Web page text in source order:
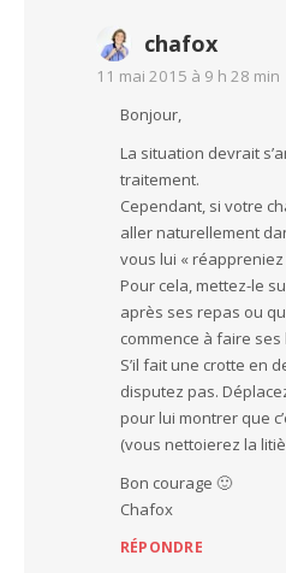
chafox
11 mai 2015 à 9 h 28 min
Bonjour,
La situation devrait
traitement.
Cependant, si votre
aller naturellement
vous lui « réappreniez
Pour cela, mettez-le
après ses repas ou
commence à faire ses
S’il fait une crotte en
disputez pas.
pour lui montrer que
(vous nettoierez la
Bon courage 🙂
Chafox
RÉPONDRE